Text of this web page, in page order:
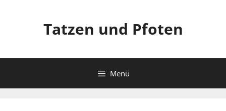
Tatzen und Pfoten
Menü